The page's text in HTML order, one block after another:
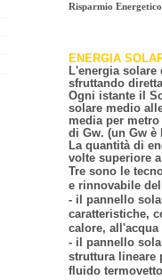
Risparmio
ENERGIA
L'energia
sfruttando
Ogni istante il
solare medio
media per
di Gw. (un Gw è
La quantità di
volte superiore
Tre sono le
e rinnovabile
- il pannello
caratteristiche,
calore,
- il pannello
struttura lineare
fluido